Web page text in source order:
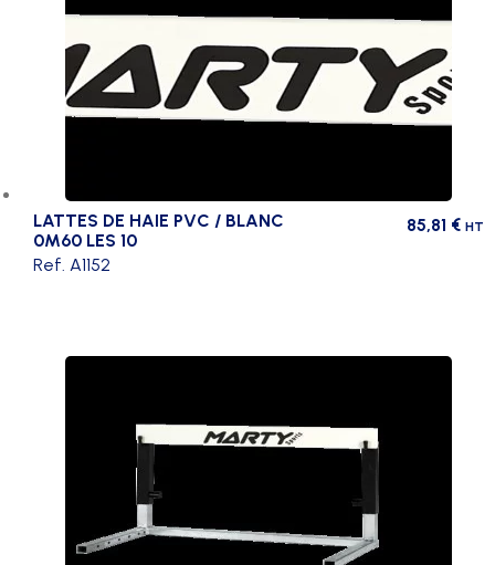
LATTES DE HAIE PVC / BLANC
0M60 LES 10
85,81 € HT
Ref. A1152